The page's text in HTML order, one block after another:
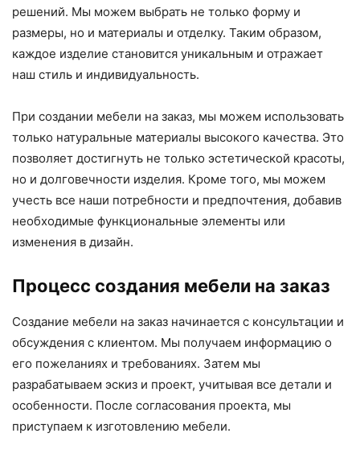
решений. Мы можем выбрать не только форму и
размеры, но и материалы и отделку. Таким образом,
каждое изделие становится уникальным и отражает
наш стиль и индивидуальность.
При создании мебели на заказ, мы можем использовать
только натуральные материалы высокого качества. Это
позволяет достигнуть не только эстетической красоты,
но и долговечности изделия. Кроме того, мы можем
учесть все наши потребности и предпочтения, добавив
необходимые функциональные элементы или
изменения в дизайн.
Процесс создания мебели на заказ
Создание мебели на заказ начинается с консультации и
обсуждения с клиентом. Мы получаем информацию о
его пожеланиях и требованиях. Затем мы
разрабатываем эскиз и проект, учитывая все детали и
особенности. После согласования проекта, мы
приступаем к изготовлению мебели.